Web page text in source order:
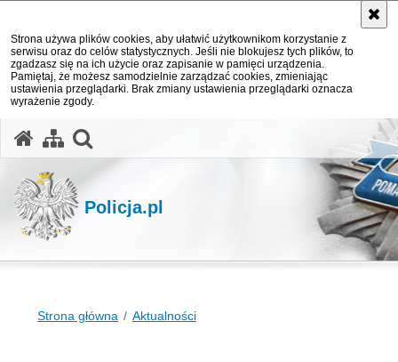
Strona używa plików cookies, aby ułatwić użytkownikom korzystanie z
serwisu oraz do celów statystycznych. Jeśli nie blokujesz tych plików, to
zgadzasz się na ich użycie oraz zapisanie w pamięci urządzenia.
Pamiętaj, że możesz samodzielnie zarządzać cookies, zmieniając
ustawienia przeglądarki. Brak zmiany ustawienia przeglądarki oznacza
wyrażenie zgody.
Policja.pl
Strona główna Aktualności